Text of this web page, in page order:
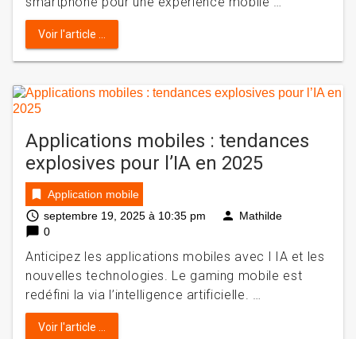
Voir l'article ...
Applications mobiles : tendances
explosives pour l’IA en 2025
bookmark Application mobile
access_time septembre 19, 2025 à 10:35 pm person Mathilde
chat_bubble 0
Anticipez les applications mobiles avec l IA et les
nouvelles technologies. Le gaming mobile est
redéfini la via l’intelligence artificielle. …
Voir l'article ...